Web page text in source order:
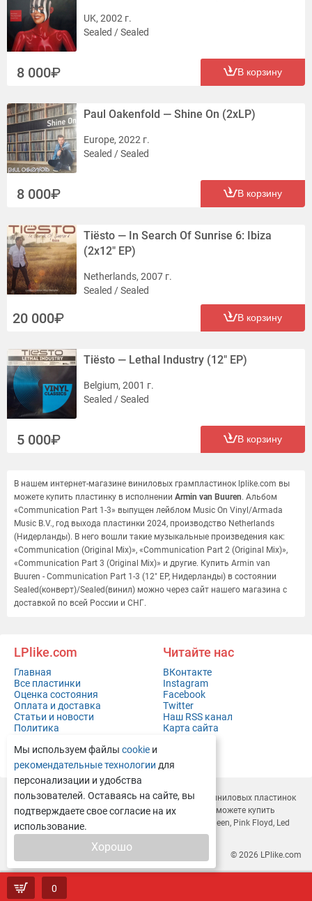
UK, 2002 г.
Sealed / Sealed
8 000 В корзину
Paul Oakenfold — Shine On (2xLP)
Europe, 2022 г.
Sealed / Sealed
8 000 В корзину
Tiësto — In Search Of Sunrise 6: Ibiza
(2x12" EP)
Netherlands, 2007 г.
Sealed / Sealed
20 000 В корзину
Tiësto — Lethal Industry (12" EP)
Belgium, 2001 г.
Sealed / Sealed
5 000 В корзину
В нашем интернет-магазине виниловых грампластинок lplike.com вы
можете купить пластинку в исполнении Armin van Buuren. Альбом
«Communication Part 1-3» выпущен лейблом Music On Vinyl/Armada
Music B.V., год выхода пластинки 2024, производство Netherlands
(Нидерланды). В него вошли такие музыкальные произведения как:
«Communication (Original Mix)», «Communication Part 2 (Original Mix)»,
«Communication Part 3 (Original Mix)» и другие. Купить Armin van
Buuren - Communication Part 1-3 (12" EP, Нидерланды) в состоянии
Sealed(конверт)/Sealed(винил) можно через сайт нашего магазина с
доставкой по всей России и СНГ.
LPlike.com
Главная
Все пластинки
Оценка состояния
Оплата и доставка
Статьи и новости
Политика
Контакты
Полная версия сайта
Читайте нас
ВКонтакте
Instagram
Facebook
Twitter
Наш RSS канал
Карта сайта
0
LPlike.com — это современныйинтернет-магазин виниловых пластинок
с доставкой по всей России и СНГ. У нас вы легко сможете купить
виниловые пластинки
Depeche Mode, Rammstein, Queen, Pink Floyd, Led
Zeppelin, Deep Purple и многие другие.
© 2026 LPlike.com
Мы используем файлы cookie и
рекомендательные технологии для
персонализации и удобства
пользователей. Оставаясь на сайте, вы
подтверждаете свое согласие на их
использование.
Хорошо